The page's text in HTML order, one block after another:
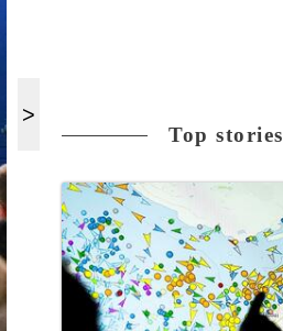
Top stories